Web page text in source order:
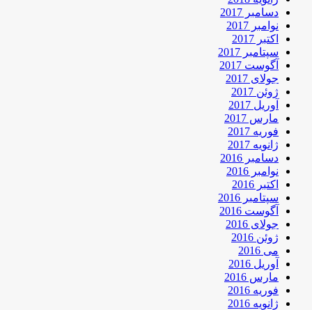
دسامبر 2017
نوامبر 2017
اکتبر 2017
سپتامبر 2017
آگوست 2017
جولای 2017
ژوئن 2017
آوریل 2017
مارس 2017
فوریه 2017
ژانویه 2017
دسامبر 2016
نوامبر 2016
اکتبر 2016
سپتامبر 2016
آگوست 2016
جولای 2016
ژوئن 2016
می 2016
آوریل 2016
مارس 2016
فوریه 2016
ژانویه 2016